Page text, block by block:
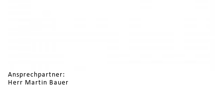
Ansprechpartner:
Herr Martin Bauer